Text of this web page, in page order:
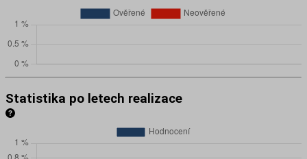
Statistika po letech realizace